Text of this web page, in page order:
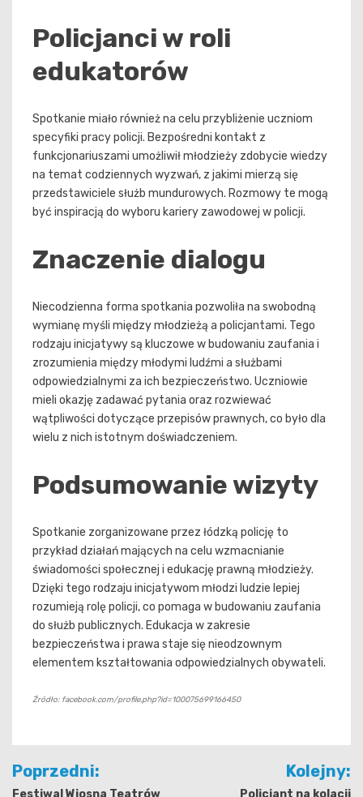
Policjanci w roli
edukatorów
Spotkanie miało również na celu przybliżenie uczniom
specyfiki pracy policji. Bezpośredni kontakt z
funkcjonariuszami umożliwił młodzieży zdobycie wiedzy
na temat codziennych wyzwań, z jakimi mierzą się
przedstawiciele służb mundurowych. Rozmowy te mogą
być inspiracją do wyboru kariery zawodowej w policji.
Znaczenie dialogu
Niecodzienna forma spotkania pozwoliła na swobodną
wymianę myśli między młodzieżą a policjantami. Tego
rodzaju inicjatywy są kluczowe w budowaniu zaufania i
zrozumienia między młodymi ludźmi a służbami
odpowiedzialnymi za ich bezpieczeństwo. Uczniowie
mieli okazję zadawać pytania oraz rozwiewać
wątpliwości dotyczące przepisów prawnych, co było dla
wielu z nich istotnym doświadczeniem.
Podsumowanie wizyty
Spotkanie zorganizowane przez łódzką policję to
przykład działań mających na celu wzmacnianie
świadomości społecznej i edukację prawną młodzieży.
Dzięki tego rodzaju inicjatywom młodzi ludzie lepiej
rozumieją rolę policji, co pomaga w budowaniu zaufania
do służb publicznych. Edukacja w zakresie
bezpieczeństwa i prawa staje się nieodzownym
elementem kształtowania odpowiedzialnych obywateli.
Źródło: facebook.com/profile.php?id=100075699166450
Nawigacja
Poprzedni: Kolejny: